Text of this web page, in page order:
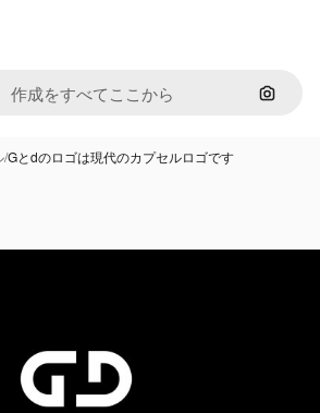
画像で
/Gとdのロゴは現代のカプセルロゴです